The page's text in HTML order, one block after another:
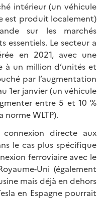
intérieur (un véhicule
est produit localement)
sur les marchés
essentiels. Le secteur a
en 2021, avec une
à un million d’unités et
par l’augmentation
1er janvier (un véhicule
entre 5 et 10 %
norme WLTP).
directe aux
le cas plus spécifique
ferroviaire avec le
Uni (également
mais déjà en dehors
en Espagne pourrait